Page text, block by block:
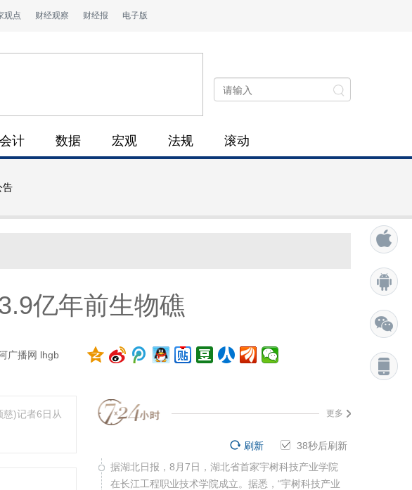
观点 财经观察 财经报 电子版
会计 数据 宏观 法规 滚动
告
亿年前生物礁
广播网 lhgb
)记者6日从
更多
37秒后刷新
刷新
据湖北日报，8月7日，湖北省首家宇树科技产业学院
在长江工程职业技术学院成立。据悉，“宇树科技产业